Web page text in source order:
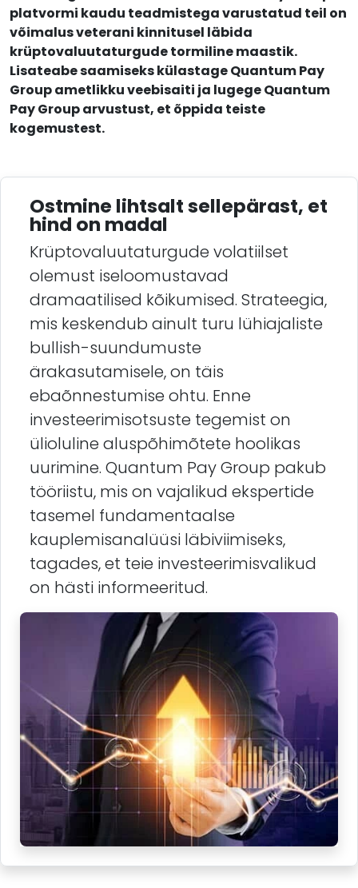
platvormi kaudu teadmistega varustatud teil on
võimalus veterani kinnitusel läbida
krüptovaluutaturgude tormiline maastik.
Lisateabe saamiseks külastage Quantum Pay
Group ametlikku veebisaiti ja lugege Quantum
Pay Group arvustust, et õppida teiste
kogemustest.
Ostmine lihtsalt sellepärast, et
hind on madal
Krüptovaluutaturgude volatiilset
olemust iseloomustavad
dramaatilised kõikumised. Strateegia,
mis keskendub ainult turu lühiajaliste
bullish-suundumuste
ärakasutamisele, on täis
ebaõnnestumise ohtu. Enne
investeerimisotsuste tegemist on
ülioluline aluspõhimõtete hoolikas
uurimine. Quantum Pay Group pakub
tööriistu, mis on vajalikud ekspertide
tasemel fundamentaalse
kauplemisanalüüsi läbiviimiseks,
tagades, et teie investeerimisvalikud
on hästi informeeritud.